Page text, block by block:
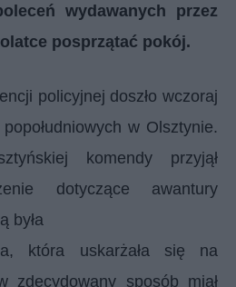
wydawanych przez
posprzątać pokój.
policyjnej doszło wczoraj
w Olsztynie.
komendy przyjął
dotyczące awantury
była
która uskarżała się na
zdecydowany sposób miał